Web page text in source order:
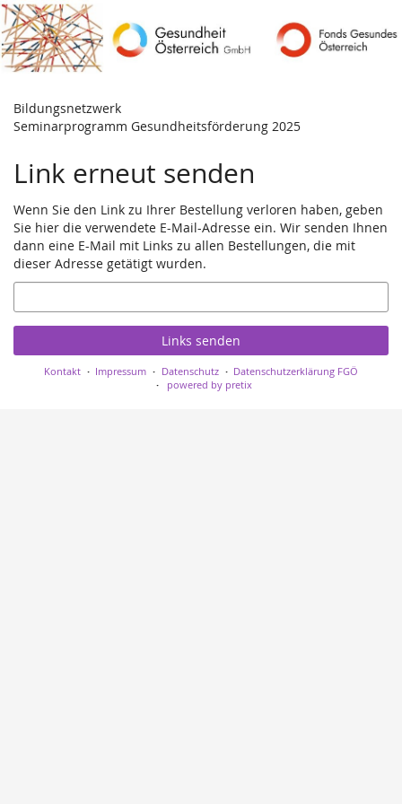
Zum
Haupt-
Inhalt
springen
Bildungsnetzwerk
Seminarprogramm Gesundheitsförderung 2025
Link erneut senden
Wenn Sie den Link zu Ihrer Bestellung verloren haben, geben
Sie hier die verwendete E-Mail-Adresse ein. Wir senden Ihnen
dann eine E-Mail mit Links zu allen Bestellungen, die mit
dieser Adresse getätigt wurden.
E-
Mail
Links senden
Kontakt Impressum Datenschutz
Datenschutzerklärung FGÖ
powered by pretix